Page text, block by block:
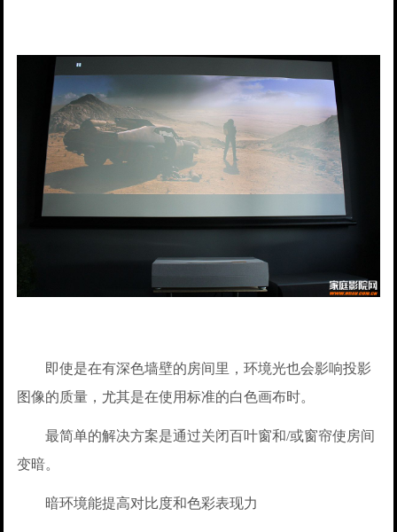
即使是在有深色墙壁的房间里，环境光也会影响投影
图像的质量，尤其是在使用标准的白色画布时。
最简单的解决方案是通过关闭百叶窗和/或窗帘使房间
变暗。
暗环境能提高对比度和色彩表现力